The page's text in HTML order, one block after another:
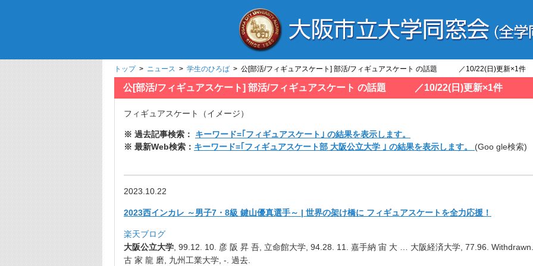
トップ> ニュース > 学生のひろば > 公[部活/フィギュアスケート] 部活/フィギュアスケート の話題 ／10/22(日)更新×1件
公[部活/フィギュアスケート] 部活/フィギュアスケート の話題 ／10/22(日)更新×1件
フィギュアスケート（イメージ）
※ 過去記事検索：
キーワード=｢フィギュアスケート｣ の結果を表示します。
※ 最新Web検索： キーワード=｢フィギュアスケート部 大阪公立大学 ｣ の結果を表示します。 (Goo gle検索)
2023.10.22
2023西インカレ ～男子7・8級 鍵山優真選手～ | 世界の架け橋に フィギュアスケートを全力応援！
楽天ブログ
大阪公立大学 , 99.12. 10. 彦 阪 昇 吾, 立命館大学, 94.28. 11. 嘉手納 宙 大 … 大阪経済大学, 77.96.
古 家 龍 磨, 九州工業大学, -. 過去.